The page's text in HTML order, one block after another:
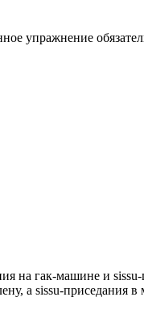
упражнение
на гак-машине и
а sissu-